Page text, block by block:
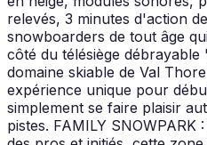
relevés, 3 minutes d'action
snowboarders de tout âge
côté du télésiège
domaine skiable de Val
expérience unique pour
simplement se faire plaisir
pistes. FAMILY